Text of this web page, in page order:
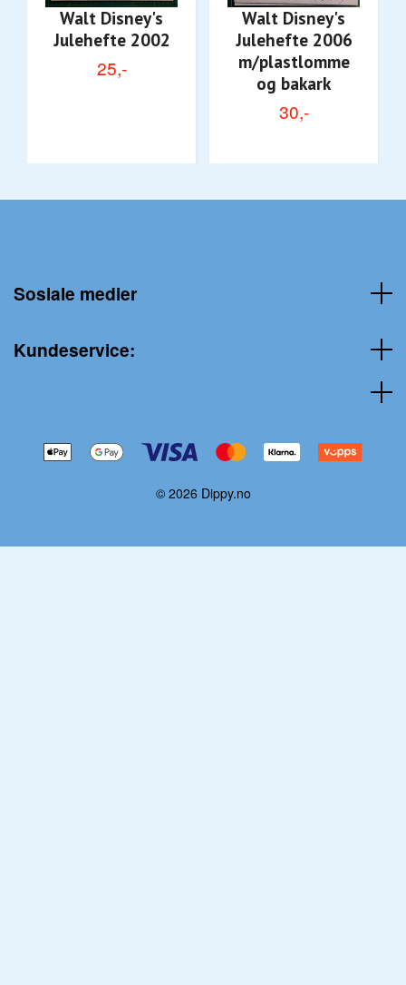
Walt Disney's
Julehefte 2002
25,-
Walt Disney's
Julehefte 2006
m/plastlomme
og bakark
30,-
Sosiale medier
Kundeservice:
© 2026 Dippy.no